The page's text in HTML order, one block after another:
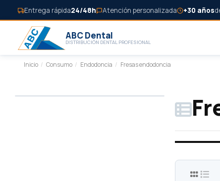
Entrega rápida24/48h Atención personalizada +30 años
ABC Dental
DISTRIBUCIÓN DENTAL PROFESIONAL
Inicio Consumo Endodoncia Fresas endodoncia